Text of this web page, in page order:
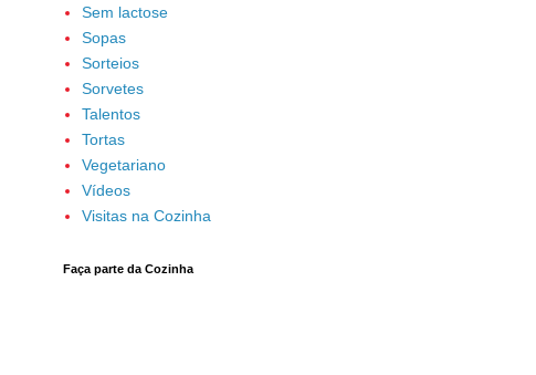
Sem lactose
Sopas
Sorteios
Sorvetes
Talentos
Tortas
Vegetariano
Vídeos
Visitas na Cozinha
Faça parte da Cozinha